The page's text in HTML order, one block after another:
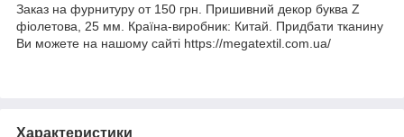
Заказ на фурнитуру от 150 грн. Пришивний декор буква Z
фіолетова, 25 мм. Країна-виробник: Китай. Придбати тканину
Ви можете на нашому сайті https://megatextil.com.ua/
Характеристики